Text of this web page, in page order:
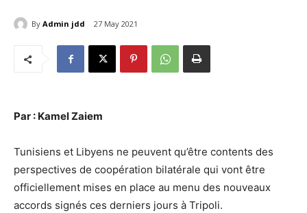
By Admin jdd 27 May 2021
Par : Kamel Zaiem
Tunisiens et Libyens ne peuvent qu’être contents des
perspectives de coopération bilatérale qui vont être
officiellement mises en place au menu des nouveaux
accords signés ces derniers jours à Tripoli.